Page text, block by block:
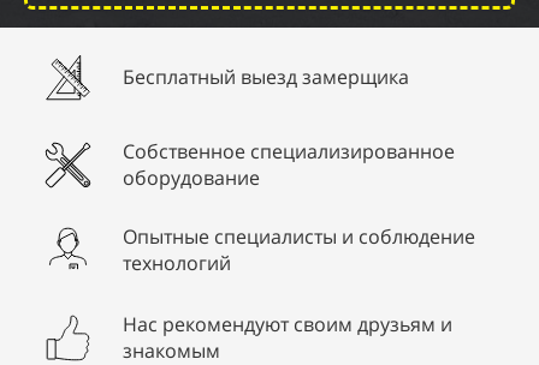
Бесплатный выезд замерщика
Собственное специализированное
оборудование
Опытные специалисты и соблюдение
технологий
Нас рекомендуют своим друзьям и
знакомым